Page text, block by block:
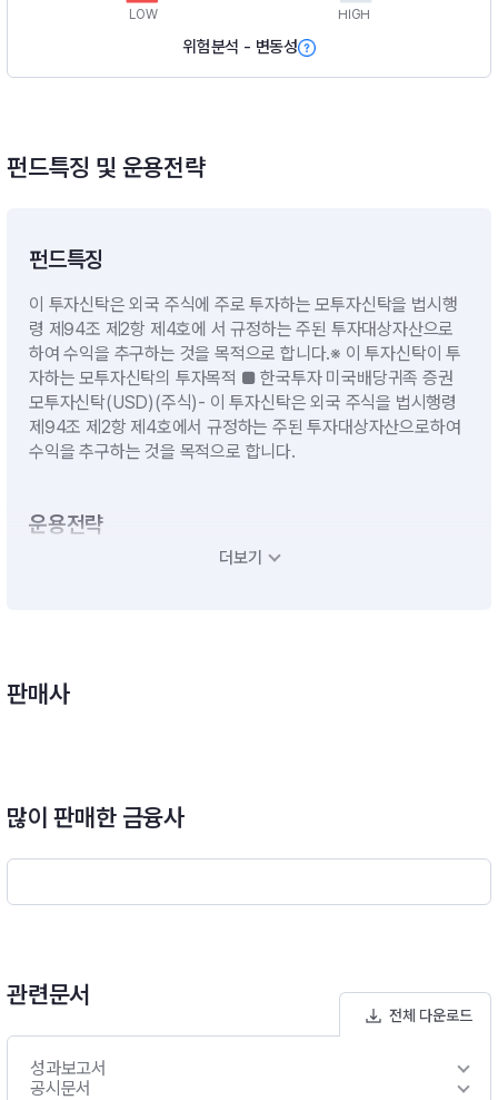
LOW HIGH
위험분석 - 변동성
펀드특징 및 운용전략
펀드특징
이 투자신탁은 외국 주식에 주로 투자하는 모투자신탁을 법시행
령 제94조 제2항 제4호에 서 규정하는 주된 투자대상자산으로
하여 수익을 추구하는 것을 목적으로 합니다.※ 이 투자신탁이 투
자하는 모투자신탁의 투자목적 ■ 한국투자 미국배당귀족 증권
모투자신탁(USD)(주식)- 이 투자신탁은 외국 주식을 법시행령
제94조 제2항 제4호에서 규정하는 주된 투자대상자산으로하여
수익을 추구하는 것을 목적으로 합니다.
운용전략
- 모투자신탁의 수익증권에 투자신탁재산의 대부분을 투자할 계
0%를 초과할 수 있습니다.※ 비교지수 : [S&P500 Dividend Ari
률 추종을 목표로 하여 운용역의 주관적인 장세 판단에 따른 자산
end Aristocrats Index)’의 종목을 기초로 포트폴리오를 구성하
더보기
판매사
많이 판매한 금융사
관련문서
전체 다운로드
성과보고서
공시문서